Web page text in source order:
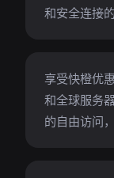
和安全连接
享受快橙优
和全球服务
的自由访问